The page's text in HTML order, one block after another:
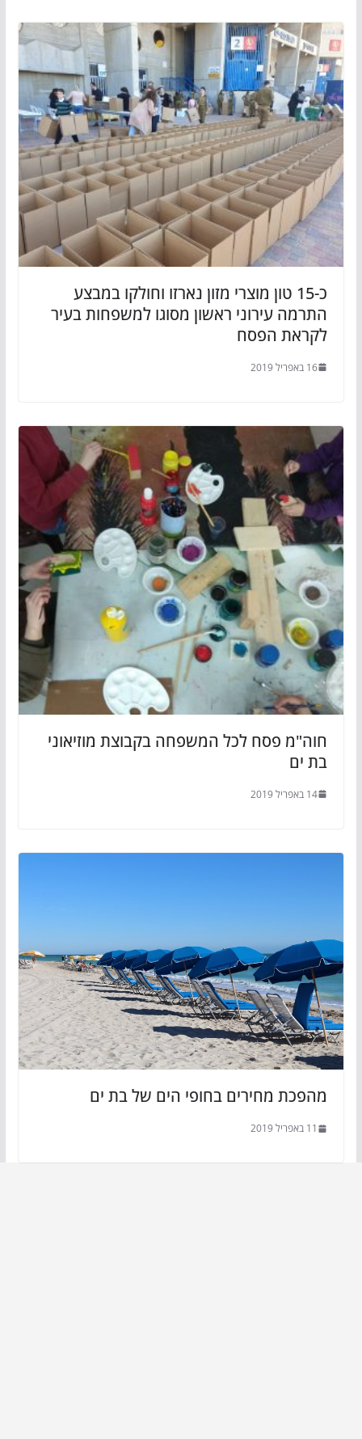
כ-15 טון מוצרי מזון נארזו וחולקו במבצע
התרמה עירוני ראשון מסוגו למשפחות בעיר
לקראת הפסח
16 באפריל 2019
חוה"מ פסח לכל המשפחה בקבוצת מוזיאוני
בת ים
14 באפריל 2019
מהפכת מחירים בחופי הים של בת ים
11 באפריל 2019